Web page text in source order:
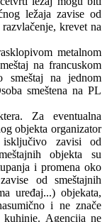
ležaja zavise od
krevet na
metalnom
na francuskom
smeštaj na jednom
smeštena na PL
Za eventualna
objekta organizator
zavisi od
objekta su
i promena oko
od smeštajnih
uređaj...) objekata,
i ne znače
Agencija ne